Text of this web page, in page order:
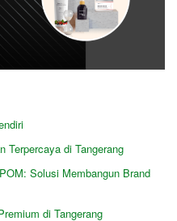
Terpercaya di Tangerang
Solusi Membangun Brand
di Tangerang